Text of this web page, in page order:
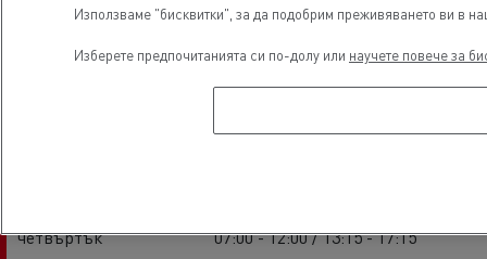
07:00 - 12:00 / 13:15 - 17:15
четвъртък
07:00 - 12:00 / 13:15 - 17:15
Използваме "бисквитки", за да подобрим преживяването ви в
Изберете предпочитанията си по-долу или научете повече за